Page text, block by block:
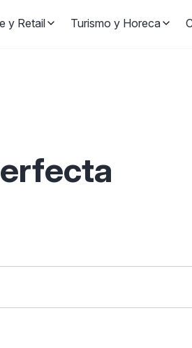
y Retail Turismo y Horeca